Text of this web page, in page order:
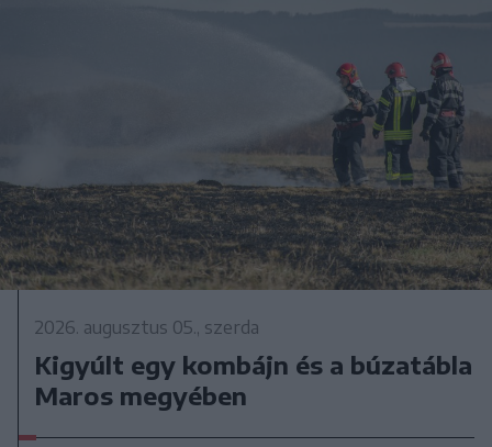
2026. augusztus 05., szerda
Kigyúlt egy kombájn és a búzatábla
Maros megyében